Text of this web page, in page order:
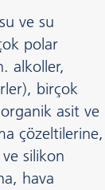
ve su
polar
alkoller,
birçok
asit ve
çözeltilerine,
silikon
hava